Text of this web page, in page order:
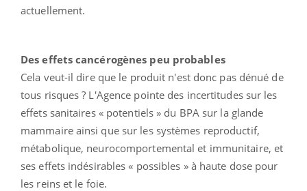
actuellement.
Des effets cancérogènes peu probables
Cela veut-il dire que le produit n'est donc pas dénué de
tous risques ? L'Agence pointe des incertitudes sur les
effets sanitaires « potentiels » du BPA sur la glande
mammaire ainsi que sur les systèmes reproductif,
métabolique, neurocomportemental et immunitaire, et
ses effets indésirables « possibles » à haute dose pour
les reins et le foie.